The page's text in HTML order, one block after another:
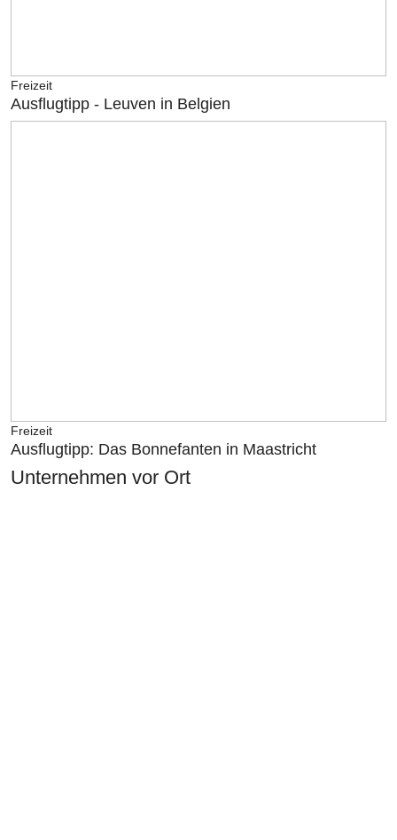
Freizeit
Ausflugtipp - Leuven in Belgien
Freizeit
Ausflugtipp: Das Bonnefanten in Maastricht
Unternehmen vor Ort